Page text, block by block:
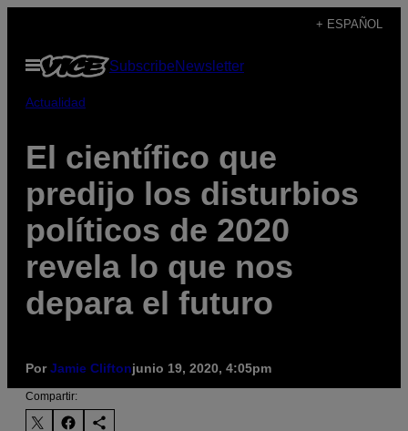
contenido
+ ESPAÑOL
Abrir
Menú
SubscribeNewsletter
Actualidad
El científico que
predijo los disturbios
políticos de 2020
revela lo que nos
depara el futuro
PorJamie Cliftonjunio 19, 2020, 4:05pm
Compartir: